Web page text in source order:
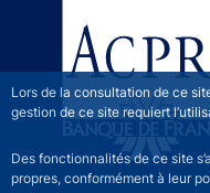
Lors de la consultation de ce
gestion de ce site requiert
Des fonctionnalités de ce site
propres, conformément à leur